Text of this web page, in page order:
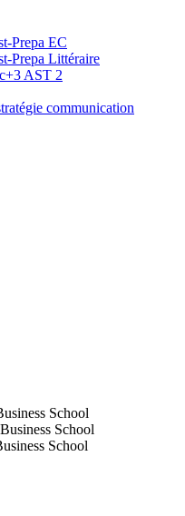
Prepa EC
Prepa Littéraire
AST 2
communication